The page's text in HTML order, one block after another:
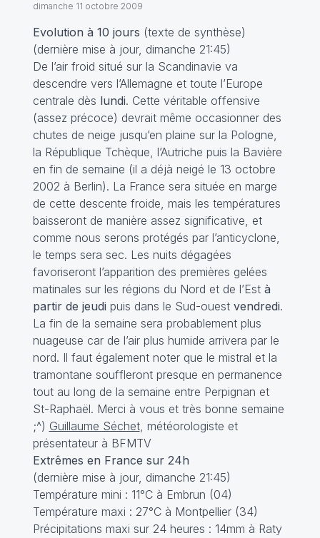
dimanche 11 octobre 2009
Evolution à 10 jours (texte de synthèse)
(dernière mise à jour, dimanche 21:45)
De l’air froid situé sur la Scandinavie va
descendre vers l’Allemagne et toute l’Europe
centrale dès lundi. Cette véritable offensive
(assez précoce) devrait même occasionner des
chutes de neige jusqu’en plaine sur la Pologne,
la République Tchèque, l’Autriche puis la Bavière
en fin de semaine (il a déjà neigé le 13 octobre
2002 à Berlin). La France sera située en marge
de cette descente froide, mais les températures
baisseront de manière assez significative, et
comme nous serons protégés par l’anticyclone,
le temps sera sec. Les nuits dégagées
favoriseront l’apparition des premières gelées
matinales sur les régions du Nord et de l’Est à
partir de jeudi puis dans le Sud-ouest vendredi.
La fin de la semaine sera probablement plus
nuageuse car de l’air plus humide arrivera par le
nord. Il faut également noter que le mistral et la
tramontane souffleront presque en permanence
tout au long de la semaine entre Perpignan et
St-Raphaël. Merci à vous et très bonne semaine
;^) Guillaume Séchet, météorologiste et
présentateur à BFMTV
Extrêmes en France sur 24h
(dernière mise à jour, dimanche 21:45)
Température mini : 11°C à Embrun (04)
Température maxi : 27°C à Montpellier (34)
Précipitations maxi sur 24 heures : 14mm à Raty